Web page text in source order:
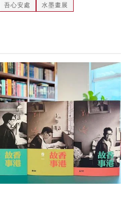
吾心安處 水墨畫展